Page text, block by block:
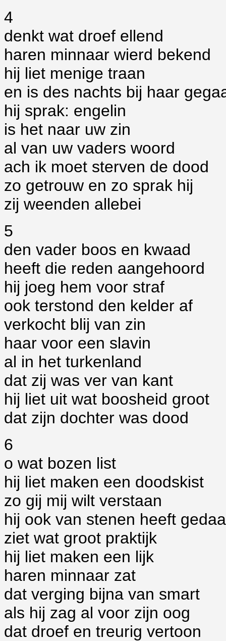
4
denkt wat droef ellend
haren minnaar wierd bekend
hij liet menige traan
en is des nachts bij haar
hij sprak: engelin
is het naar uw zin
al van uw vaders woord
ach ik moet sterven de dood
zo getrouw en zo sprak hij
zij weenden allebei
5
den vader boos en kwaad
heeft die reden aangehoord
hij joeg hem voor straf
ook terstond den kelder af
verkocht blij van zin
haar voor een slavin
al in het turkenland
dat zij was ver van kant
hij liet uit wat boosheid groot
dat zijn dochter was dood
6
o wat bozen list
hij liet maken een doodskist
zo gij mij wilt verstaan
hij ook van stenen heeft
ziet wat groot praktijk
hij liet maken een lijk
haren minnaar zat
dat verging bijna van smart
als hij zag al voor zijn oog
dat droef en treurig vertoon